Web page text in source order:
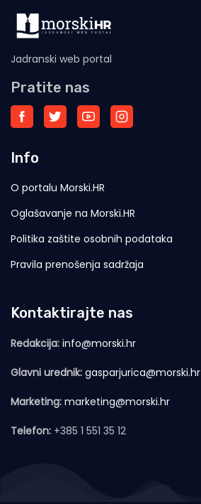
Jadranski web portal
Pratite nas
Info
O portalu Morski.HR
Oglašavanje na Morski.HR
Politika zaštite osobnih podataka
Pravila prenošenja sadržaja
Kontaktirajte nas
Redakcija: info@morski.hr
Glavni urednik: gasparjurica@morski.hr
Marketing: marketing@morski.hr
Telefon: +385 1 551 35 12